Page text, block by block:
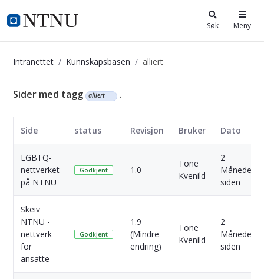
i.ntnu.no Søk Meny
Intranettet Kunnskapsbasen alliert
Kunnskapsbasen
Sider med tagg alliert .
Side status Revisjon Bruker Dato
LGBTQ-
nettverket
på NTNU
Godkjent 1.0
Tone
Kvenild
2
Måneder
siden
Skeiv
NTNU -
nettverk
for
ansatte
Godkjent
1.9
(Mindre
endring)
Tone
Kvenild
2
Måneder
siden